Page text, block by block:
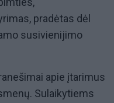
pradėtas dėl
susivienijimo
apie įtarimus
Sulaikytiems